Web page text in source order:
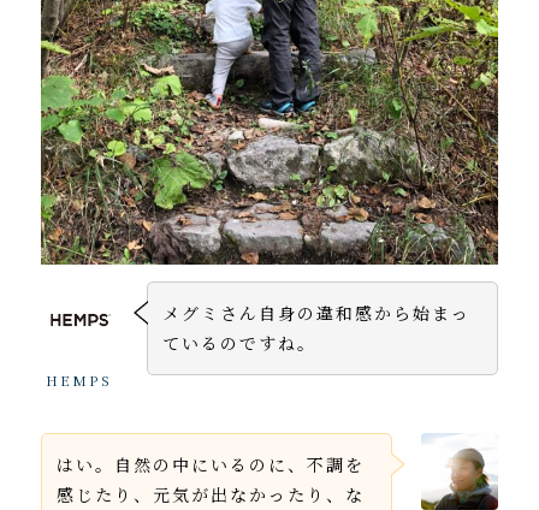
HEMPS
メグミさん自身の違和感から始まっ
ているのですね。
はい。自然の中にいるのに、不調を
感じたり、元気が出なかったり、な